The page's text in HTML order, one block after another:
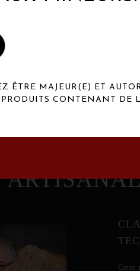
Cette
ÊTRE MAJEUR(E) ET
PRODUITS CONTENANT DE